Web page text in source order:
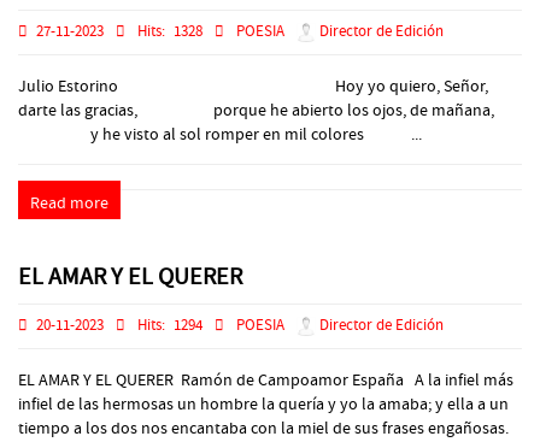
27-11-2023 Hits: 1328 POESIA Director de Edición
Julio Estorino Hoy yo quiero, Señor,
darte las gracias, porque he abierto los ojos, de mañana,
y he visto al sol romper en mil colores ...
Read more
EL AMAR Y EL QUERER
20-11-2023 Hits: 1294 POESIA Director de Edición
EL AMAR Y EL QUERER Ramón de Campoamor España A la infiel más
infiel de las hermosas un hombre la quería y yo la amaba; y ella a un
tiempo a los dos nos encantaba con la miel de sus frases engañosas.